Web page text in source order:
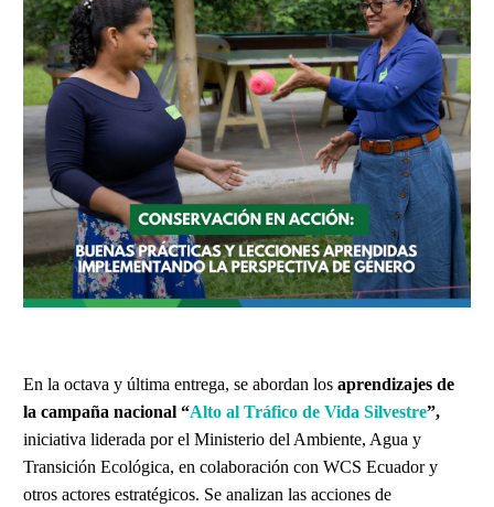
En la octava y última entrega, se abordan los aprendizajes de
la campaña nacional “Alto al Tráfico de Vida Silvestre”,
iniciativa liderada por el Ministerio del Ambiente, Agua y
Transición Ecológica, en colaboración con WCS Ecuador y
otros actores estratégicos. Se analizan las acciones de